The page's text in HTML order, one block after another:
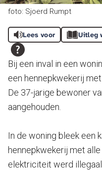
foto: Sjoerd Rumpt
Lees voor Uitleg
Bij een inval in een
een hennepkwekerij
De 37-jarige bewoner
aangehouden.
In de woning bleek een
hennepkwekerij met
elektriciteit werd